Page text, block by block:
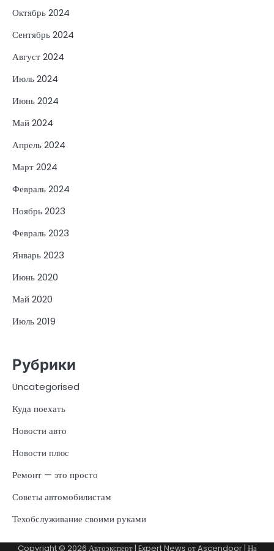
Октябрь 2024
Сентябрь 2024
Август 2024
Июль 2024
Июнь 2024
Май 2024
Апрель 2024
Март 2024
Февраль 2024
Ноябрь 2023
Февраль 2023
Январь 2023
Июнь 2020
Май 2020
Июль 2019
Рубрики
Uncategorised
Куда поехать
Новости авто
Новости плюс
Ремонт — это просто
Советы автомобилистам
Техобслуживание своими руками
Copyright © 2026 Автоэксперт| Expert News отAscendoor| На